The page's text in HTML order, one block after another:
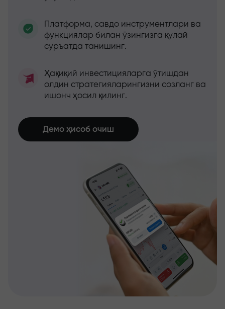
Платформа, савдо инструментлари ва
функциялар билан ўзингизга қулай
суръатда танишинг.
Ҳақиқий инвестицияларга ўтишдан
олдин стратегияларингизни созланг ва
ишонч ҳосил қилинг.
Демо ҳисоб очиш